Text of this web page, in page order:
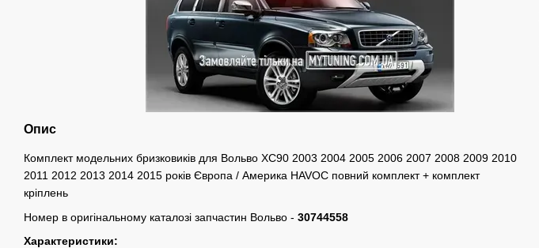
Опис
Комплект модельних бризковиків для Вольво ХС90 2003 2004 2005 2006 2007 2008 2009 2010
2011 2012 2013 2014 2015 років Європа / Америка HAVOC повний комплект + комплект
кріплень
Номер в оригінальному каталозі запчастин Вольво - 30744558
Характеристики: